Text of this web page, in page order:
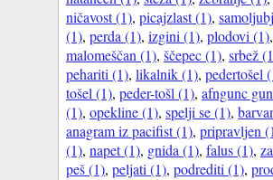
ničavost (1), picajzlast (1),
(1), perda (1), izgini (1), plodovi (1)
malomeščan (1), ščepec (1), srbež
pehariti (1), likalnik (1), pedertošel
tošel (1), peder-tošl (1), afngunc
(1), opekline (1), spelji se (1),
anagram iz pacifist (1), pripravljen
(1), napet (1), gnida (1), falus (1),
peš (1), peljati (1), podrediti (1),